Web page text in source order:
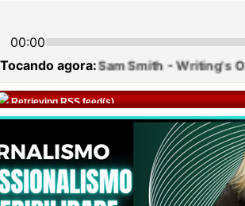
Retrieving RSS feed(s)